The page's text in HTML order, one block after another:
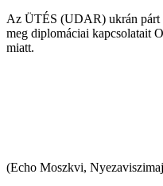
Az ÜTÉS (UDAR) ukrán párt
meg diplomáciai kapcsolatait
miatt.
(Echo Moszkvi,